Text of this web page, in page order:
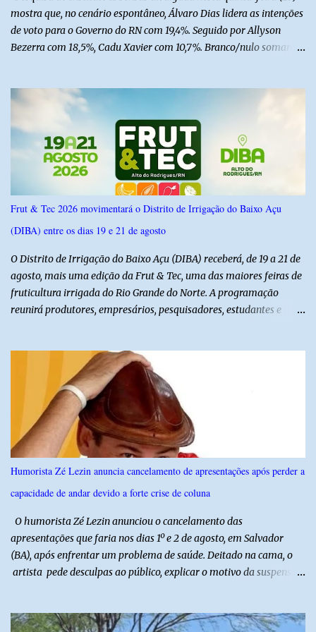
mostra que, no cenário espontâneo, Álvaro Dias lidera as intenções
de voto para o Governo do RN com 19,4%. Seguido por Allyson
Bezerra com 18,5%, Cadu Xavier com 10,7%. Branco/nulo somaram
do Norte entre os dias 18 e 22 de junho de 2026. O levantamento
possui margem de erro de 2,5 pontos percentuais e nível de
confiança de 95%. Registro no TSE: RN-09520/2026
Frut & Tec 2026 movimentará o Distrito de Irrigação do Baixo Açu
(DIBA) entre os dias 19 e 21 de agosto
O Distrito de Irrigação do Baixo Açu (DIBA) receberá, de 19 a 21 de
agosto, mais uma edição da Frut & Tec, uma das maiores feiras de
fruticultura irrigada do Rio Grande do Norte. A programação
reunirá produtores, empresários, pesquisadores, estudantes e
instituições e tecnologias voltadas ao setor. Além das atividades
técnicas, a feira contará com programação cultural. No dia 20 de
agosto, o público poderá prestigiar o show de humor com Mução,
seguido de apresentação musical de Vê Barreto. A Frut & Tec
reforça a importância do Distrito de Irrigação do Baixo Açu como
referência na fruticultura irrigada, promovendo conhecimento,
inovação e oportunidades para o desenvolvimento do agronegócio
potiguar. @associacaodiba
Humorista Zé Lezin anuncia cancelamento de apresentações após perder a
capacidade de andar devido a forte crise de coluna
O humorista Zé Lezin anunciou o cancelamento das
apresentações que faria nos dias 1º e 2 de agosto, em Salvador
(BA), após enfrentar um problema de saúde. Deitado na cama, o
artista pede desculpas ao público, explicar o motivo da suspensão
impossível viajar e subir ao palco. O comediante contou que